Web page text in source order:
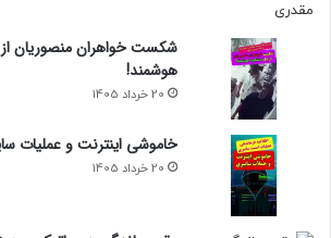
شکست خواهران منصوریان
هوشمند!
20 خرداد 1405
خاموشی اینترنت و عملیات
20 خرداد 1405